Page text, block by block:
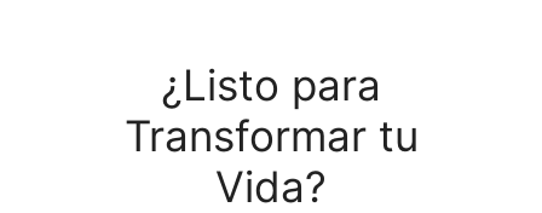
¿Listo para
Transformar tu
Vida?